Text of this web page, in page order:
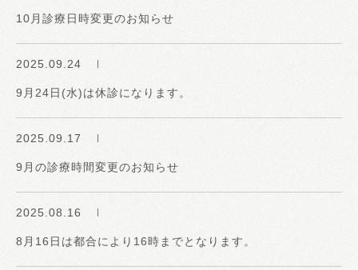
10月診療日時変更のお知らせ
2025.09.24
9月24日(水)は休診になります。
2025.09.17
9月の診療時間変更のお知らせ
2025.08.16
8月16日は都合により16時までとなります。